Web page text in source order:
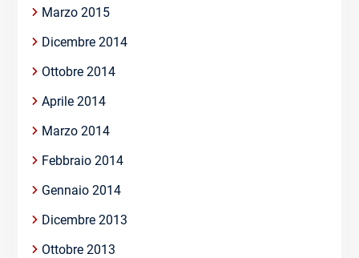
Marzo 2015
Dicembre 2014
Ottobre 2014
Aprile 2014
Marzo 2014
Febbraio 2014
Gennaio 2014
Dicembre 2013
Ottobre 2013